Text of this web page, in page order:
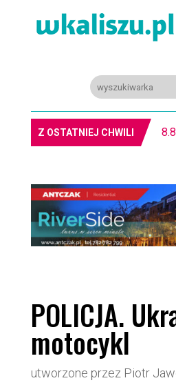
Z OSTATNIEJ CHWILI
POLICJA.
motocykl
utworzone przez Piotr